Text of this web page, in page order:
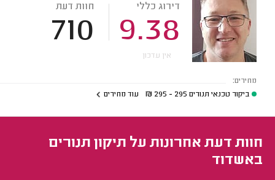
דירוג כללי
9.38
חוות דעת
710
אין עדכון
מחירים:
ביקור טכנאי תנורים 295 - 295
₪ עוד מחירים
חוות דעת אחרונות על תיקון תנורים
באשדוד